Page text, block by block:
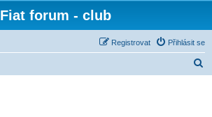
Fiat forum - club
Přihlásit se
Registrovat